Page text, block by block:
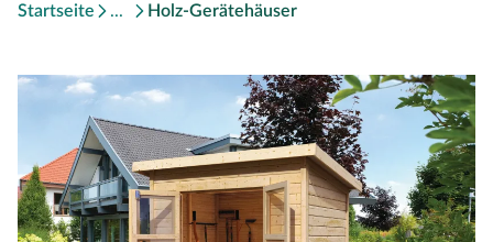
Startseite Holz-Gerätehäuser